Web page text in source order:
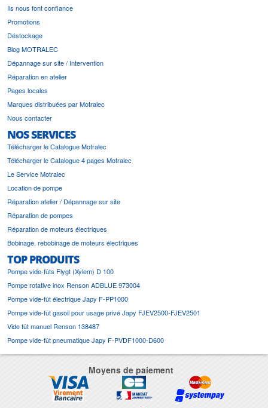
Ils nous font confiance
Promotions
Déstockage
Blog MOTRALEC
Dépannage sur site / Intervention
Réparation en atelier
Pages locales
Marques distribuées par Motralec
Nous contacter
NOS SERVICES
Télécharger le Catalogue Motralec
Télécharger le Catalogue 4 pages Motralec
Le Service Motralec
Location de pompe
Réparation atelier / Dépannage sur site
Réparation de pompes
Réparation de moteurs électriques
Bobinage, rebobinage de moteurs électriques
TOP PRODUITS
Pompe vide-fûts Flygt (Xylem) D 100
Pompe rotative inox Renson ADBLUE 973004
Pompe vide-fût électrique Japy F-PP1000
Pompe vide-fût gasoil pour usage privé Japy FJEV2500-FJEV2501
Vide fût manuel Renson 138487
Pompe vide-fût pneumatique Japy F-PVDF1000-D600
Moyens de paiement